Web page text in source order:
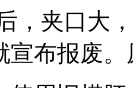
，夹口大
宣布报废。